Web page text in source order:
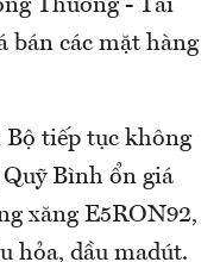
Thương - Tài
bán các mặt hàng
Bộ tiếp tục không
Bình ổn giá
xăng E5RON92,
hỏa, dầu madút.